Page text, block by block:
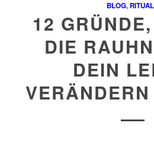
BLOG,
12
DIE
DEIN